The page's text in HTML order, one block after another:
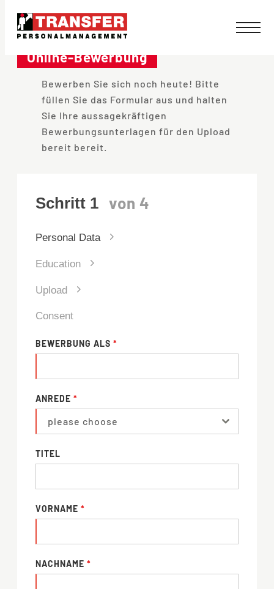
#!trpst#trp-
gettext
data-
trpgettextoriginal=1106#!trpen#Skip
content#!trpst#/trp-
gettext#!trpen#
Online-Bewerbung
Bewerben Sie sich noch heute! Bitte
füllen Sie das Formular aus und halten
Sie Ihre aussagekräftigen
Bewerbungsunterlagen für den Upload
bereit bereit.
Personal Data
Education
Upload
Consent
BEWERBUNG ALS *
ANREDE *
please choose
TITEL
VORNAME *
NACHNAME *